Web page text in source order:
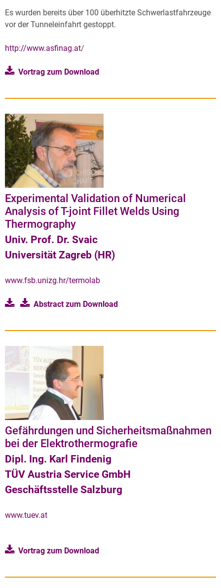
Es wurden bereits über 100 überhitzte Schwerlastfahrzeuge
vor der Tunneleinfahrt gestoppt.
http://www.asfinag.at/
Vortrag zum Download
Experimental Validation of Numerical
Analysis of T-joint Fillet Welds Using
Thermography
Univ. Prof. Dr. Svaic
Universität Zagreb (HR)
www.fsb.unizg.hr/termolab
Abstract zum Download
Gefährdungen und Sicherheitsmaßnahmen
bei der Elektrothermografie
Dipl. Ing. Karl Findenig
TÜV Austria Service GmbH
Geschäftsstelle Salzburg
www.tuev.at
Vortrag zum Download